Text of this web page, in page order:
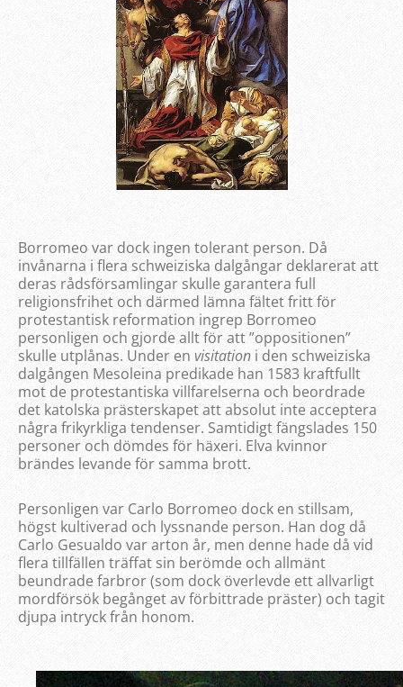
Borromeo var dock ingen tolerant person. Då
invånarna i flera schweiziska dalgångar deklarerat att
deras rådsförsamlingar skulle garantera full
religionsfrihet och därmed lämna fältet fritt för
protestantisk reformation ingrep Borromeo
personligen och gjorde allt för att ”oppositionen”
skulle utplånas. Under en visitation i den schweiziska
dalgången Mesoleina predikade han 1583 kraftfullt
mot de protestantiska villfarelserna och beordrade
det katolska prästerskapet att absolut inte acceptera
några frikyrkliga tendenser. Samtidigt fängslades 150
personer och dömdes för häxeri. Elva kvinnor
brändes levande för samma brott.
Personligen var Carlo Borromeo dock en stillsam,
högst kultiverad och lyssnande person. Han dog då
Carlo Gesualdo var arton år, men denne hade då vid
flera tillfällen träffat sin berömde och allmänt
beundrade farbror (som dock överlevde ett allvarligt
mordförsök begånget av förbittrade präster) och tagit
djupa intryck från honom.